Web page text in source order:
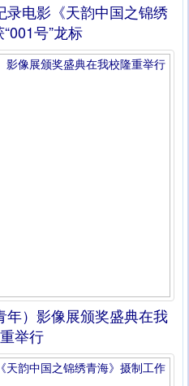
电影《天韵中国之锦绣
号”龙标
）影像展颁奖盛典在我
举行